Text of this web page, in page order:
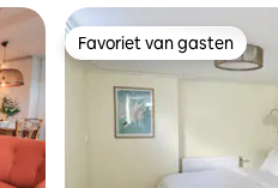
Favoriet van gasten
Favoriet van gasten